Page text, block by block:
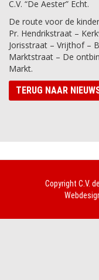
C.V. “De Aester” Echt.
De route voor de
Pr. Hendrikstraat –
Jorisstraat – Vrijthof –
Marktstraat – De
Markt.
TERUG NAAR
Copyright C.V.